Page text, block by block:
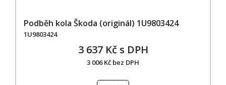
Podběh kola Škoda (originál) 1U9803424
1U9803424
3 637 Kč s DPH
3 006 Kč bez DPH